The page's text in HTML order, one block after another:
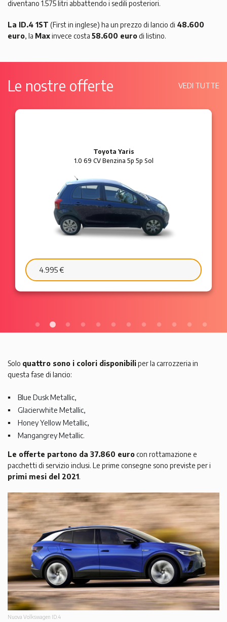
diventano 1.575 litri abbattendo i sedili posteriori.
La ID.4 1ST (First in inglese) ha un prezzo di lancio di 48.600
euro, la Maxinvece costa 58.600 eurodi listino.
Le nostre offerte VEDI TUTTE
Ford Ka
1.2 8V 69 CV Benzina 3p Plus
6.595 €
Solo quattro sono i colori disponibiliper la carrozzeria in
questa fase di lancio:
Blue Dusk Metallic,
Glacierwhite Metallic,
Honey Yellow Metallic,
Mangangrey Metallic.
Le offerte partono da 37.860 eurocon rottamazione e
pacchetti di servizio inclusi. Le prime consegne sono previste per i
primi mesi del 2021.
Nuova Volkswagen ID.4